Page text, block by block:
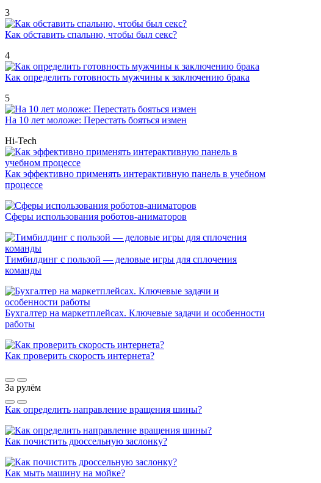
3
Как обставить спальню, чтобы был секс?
4
Как определить готовность мужчины к заключению брака
5
На 10 лет моложе: Перестать бояться измен
Hi-Tech
Как эффективно применять интерактивную панель в учебном
процессе
Сферы использования роботов-аниматоров
Тимбилдинг с пользой — деловые игры для сплочения
команды
Бухгалтер на маркетплейсах. Ключевые задачи и особенности
работы
Как проверить скорость интернета?
За рулём
Как определить направление вращения шины?
Как почистить дроссельную заслонку?
Как мыть машину на мойке?